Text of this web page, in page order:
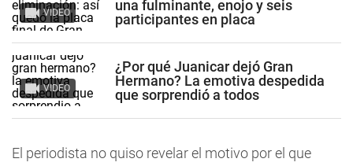
VIDEO
una fulminante, enojo y seis
participantes en placa
VIDEO
¿Por qué Juanicar dejó Gran
Hermano? La emotiva despedida
que sorprendió a todos
El periodista no quiso revelar el motivo por el que